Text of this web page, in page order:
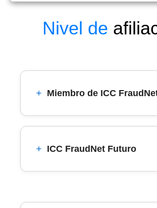
Nivel de
Miembro de ICC
ICC FraudNet Futuro